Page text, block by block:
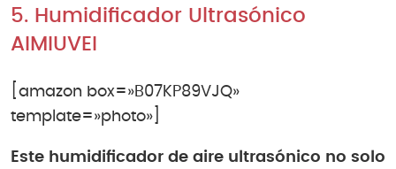
5. Humidificador Ultrasónico
AIMIUVEI
[amazon box=»B07KP89VJQ»
template=»photo»]
Este humidificador de aire ultrasónico no solo